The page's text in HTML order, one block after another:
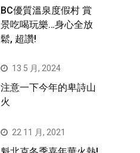
BC優質溫泉度假村 賞
景吃喝玩樂…身心全放
鬆, 超讚!
13 5 月, 2024
注意一下今年的卑詩山
火
22 11 月, 2021